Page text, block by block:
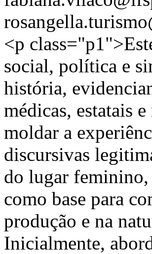
<p
social, política e
história,
médicas, estatais
moldar a
discursivas
do lugar feminino,
como base para
produção e na
Inicialmente,